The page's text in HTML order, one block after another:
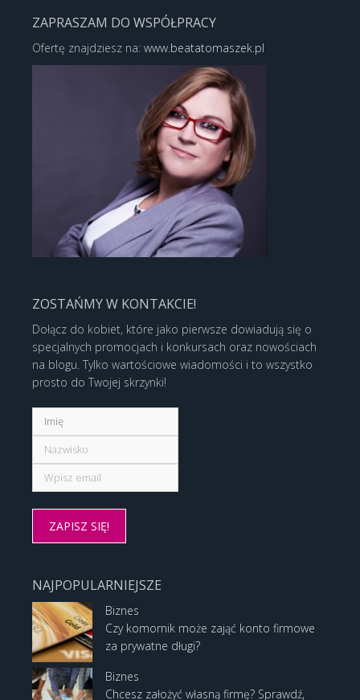
ZAPRASZAM DO WSPÓŁPRACY
Ofertę znajdziesz na: www.beatatomaszek.pl
ZOSTAŃMY W KONTAKCIE!
Dołącz do kobiet, które jako pierwsze dowiadują się o
specjalnych promocjach i konkursach oraz nowościach
na blogu. Tylko wartościowe wiadomości i to wszystko
prosto do Twojej skrzynki!
NAJPOPULARNIEJSZE
Biznes
Czy komornik może zająć konto firmowe
za prywatne długi?
Biznes
Chcesz założyć własną firmę? Sprawdź,